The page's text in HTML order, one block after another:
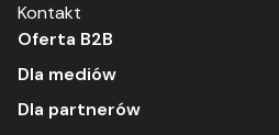
Kontakt
Oferta B2B
Dla mediów
Dla partnerów